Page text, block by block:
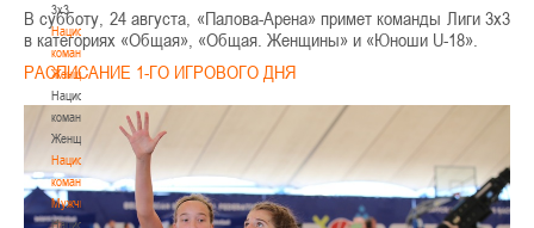
3х3
Национальная
команда.
Женщины
Национальная
команда.
Женщины
Национальная
команда.
Мужчины
Национальная
В субботу, 24 августа, «Палова-Арена» примет команды Лиги 3х3
в категориях «Общая», «Общая. Женщины» и «Юноши U-18».
РАСПИСАНИЕ 1-ГО ИГРОВОГО ДНЯ